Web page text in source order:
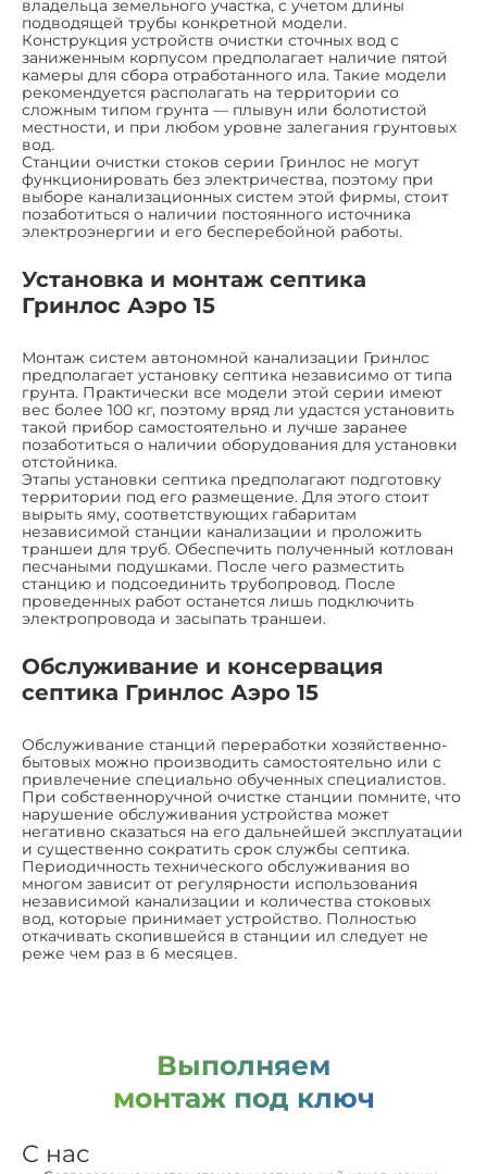
владельца земельного участка, с учетом длины
подводящей трубы конкретной модели.
Конструкция устройств очистки сточных вод с
заниженным корпусом предполагает наличие пятой
камеры для сбора отработанного ила. Такие модели
рекомендуется располагать на территории со
сложным типом грунта — плывун или болотистой
местности, и при любом уровне залегания грунтовых
вод.
Станции очистки стоков серии Гринлос не могут
функционировать без электричества, поэтому при
выборе канализационных систем этой фирмы, стоит
позаботиться о наличии постоянного источника
электроэнергии и его бесперебойной работы.
Установка и монтаж септика
Гринлос Аэро 15
Монтаж систем автономной канализации Гринлос
предполагает установку септика независимо от типа
грунта. Практически все модели этой серии имеют
вес более 100 кг, поэтому вряд ли удастся установить
такой прибор самостоятельно и лучше заранее
позаботиться о наличии оборудования для установки
отстойника.
Этапы установки септика предполагают подготовку
территории под его размещение. Для этого стоит
вырыть яму, соответствующих габаритам
независимой станции канализации и проложить
траншеи для труб. Обеспечить полученный котлован
песчаными подушками. После чего разместить
станцию и подсоединить трубопровод. После
проведенных работ останется лишь подключить
электропровода и засыпать траншеи.
Обслуживание и консервация
септика Гринлос Аэро 15
Обслуживание станций переработки хозяйственно-
бытовых можно производить самостоятельно или с
привлечение специально обученных специалистов.
При собственноручной очистке станции помните, что
нарушение обслуживания устройства может
негативно сказаться на его дальнейшей эксплуатации
и существенно сократить срок службы септика.
Периодичность технического обслуживания во
многом зависит от регулярности использования
независимой канализации и количества стоковых
вод, которые принимает устройство. Полностью
откачивать скопившейся в станции ил следует не
реже чем раз в 6 месяцев.
Выполняем
монтаж под ключ
С нас